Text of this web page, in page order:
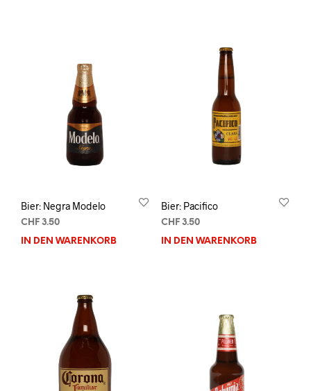
Bier: Negra Modelo
CHF 3.50
IN DEN WARENKORB
Bier: Pacifico
CHF3.50
IN DEN WARENKORB